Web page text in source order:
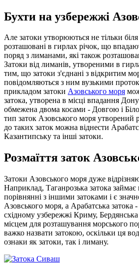
Бухти на узбережжі
Але затоки утворюються не тільки
розташовані в гирлах річок, що
поряд з лиманами, які також
Затоки від лиманів, утвореними в
тим, що затоки з'єднані з відкритим
повідомляються з ним вузькими
прикладом затоки Азовського моря
затока, утворена в місці впадання
обмежена двома косами - Довгою і
тип заток Азовського моря утворений
до таких заток можна віднести
Казантипську та інші затоки.
Розмаїття заток
Затоки Азовського моря дуже
Наприклад, Таганрозька затока
порівнянні з іншими затоками і є
Азовського моря, а Арабатська
східному узбережжі Криму,
місцем для розташування морського
важко назвати затокою, оскільки ця
ознаки як затоки, так і лиману.